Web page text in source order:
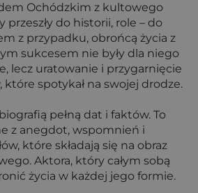
Ochódzkim z kultowego
przeszły do historii, role – do
z przypadku, obrońcą życia z
sukcesem nie były dla niego
lecz uratowanie i przygarnięcie
spotykał na swojej drodze.
pełną dat i faktów. To
z anegdot, wspomnień i
które składają się na obraz
Aktora, który całym sobą
życia w każdej jego formie.